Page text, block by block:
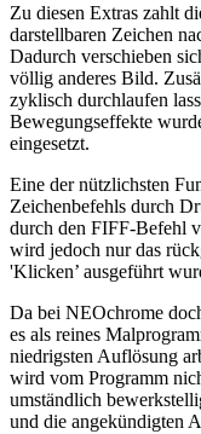
Zu diesen Extras zahlt
darstellbaren Zeichen
Dadurch verschieben
völlig anderes Bild.
zyklisch durchlaufen
Bewegungseffekte
eingesetzt.
Eine der nützlichsten
Zeichenbefehls durch
durch den FIFF-Befehl
wird jedoch nur das
'Klicken’ ausgeführt
Da bei NEOchrome
es als reines
niedrigsten Auflösung
wird vom Programm
umständlich
und die angekündigten